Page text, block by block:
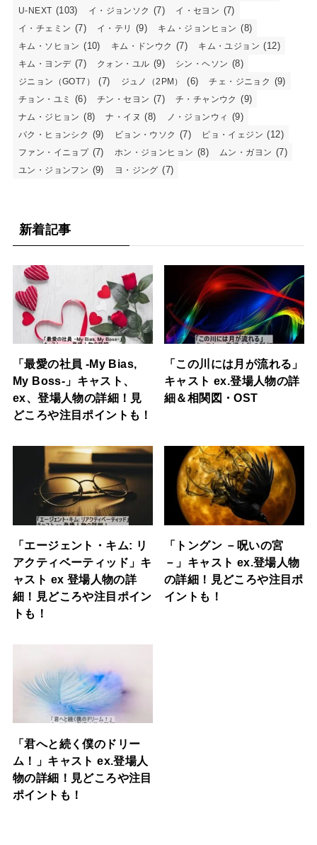
U-NEXT (103) イ・ジョンソク (7) イ・セヨン (7)
イ・チェミン (7) イ・テリ (9) キム・ジョンヒョン (8)
キム・ソヒョン (10) キム・ドンウク (7) キム・ユジョン (12)
キム・ヨンデ (7) クォン・ユル (9) シン・ヘソン (8)
ジニョン（GOT7） (7) ジュノ（2PM） (6) チェ・ジニョク (9)
チョン・ユミ (6) チン・セヨン (7) チ・チャンウク (9)
ナム・ジヒョン (8) ナ・イヌ (8) ノ・ジョンウィ (9)
パク・ヒョンシク (9) ビョン・ウソク (7) ピョ・イェジン (12)
ファン・イニョプ (7) ホン・ジョンヒョン (8) ムン・ガヨン (7)
ユン・ジョンフン (9) ヨ・ジング (7)
新着記事
「最愛の社員 -My Bias,
My Boss-」キャスト、
ex、登場人物の詳細！見
どころや注目ポイントも！
「この川には月が流れる」
キャスト ex.登場人物の詳
細＆相関図・OST
「エージェント・キム: リ
アクティベーティッド」キ
ャスト ex 登場人物の詳
細！見どころや注目ポイン
トも！
「トングン －呪いの宮
－」キャスト ex.登場人物
の詳細！見どころや注目ポ
イントも！
「君へと続く僕のドリー
ム！」キャスト ex.登場人
物の詳細！見どころや注目
ポイントも！